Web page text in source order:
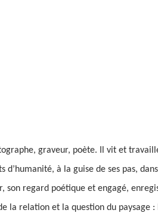
graveur, poète. Il vit et
d’humanité, à la guise de ses pas,
son regard poétique et engagé,
la relation et la question du paysage